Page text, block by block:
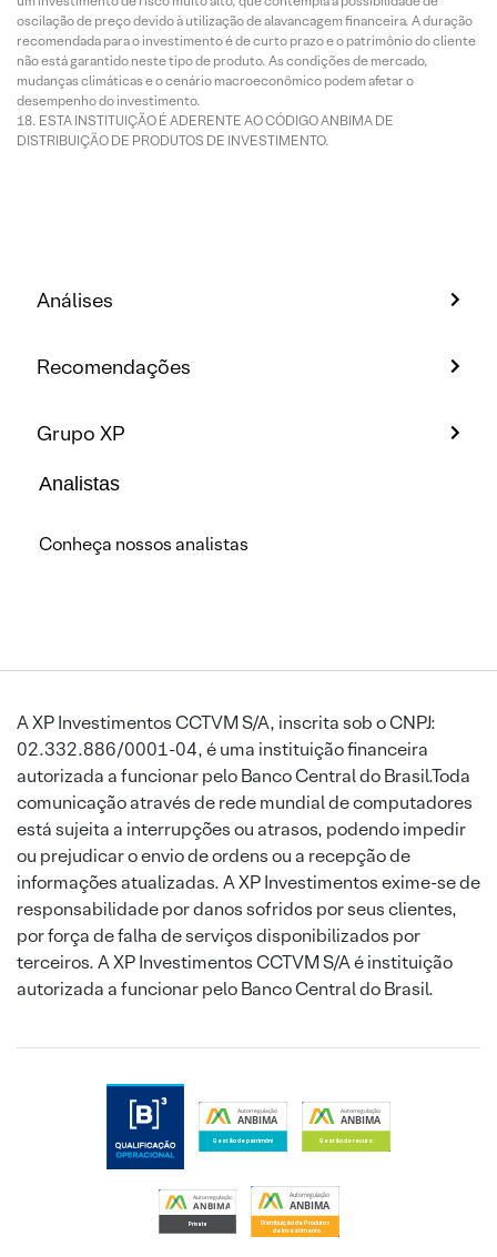
oscilação de preço devido à utilização de alavancagem financeira. A duração
recomendada para o investimento é de curto prazo e o patrimônio do cliente
não está garantido neste tipo de produto. As condições de mercado,
mudanças climáticas e o cenário macroeconômico podem afetar o
desempenho do investimento.
ESTA INSTITUIÇÃO É ADERENTE AO CÓDIGO ANBIMA DE
DISTRIBUIÇÃO DE PRODUTOS DE INVESTIMENTO.
Análises
Recomendações
Grupo XP
Analistas
Conheça nossos analistas
A XP Investimentos CCTVM S/A, inscrita sob o CNPJ:
02.332.886/0001-04, é uma instituição financeira
autorizada a funcionar pelo Banco Central do Brasil.Toda
comunicação através de rede mundial de computadores
está sujeita a interrupções ou atrasos, podendo impedir
ou prejudicar o envio de ordens ou a recepção de
informações atualizadas. A XP Investimentos exime-se de
responsabilidade por danos sofridos por seus clientes,
por força de falha de serviços disponibilizados por
terceiros. A XP Investimentos CCTVM S/A é instituição
autorizada a funcionar pelo Banco Central do Brasil.